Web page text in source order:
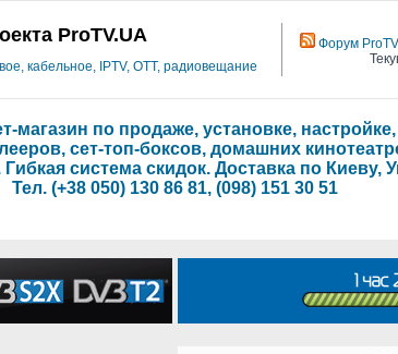
ProTV.UA
кабельное, IPTV, OTT, радиовещание
Форум ProTV
магазин по продаже, установке,
сет-топ-боксов, домашних
Гибкая система скидок. Доставка по Киеву,
Тел. (+38 050) 130 86 81, (098) 151 30 51